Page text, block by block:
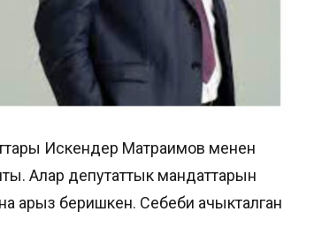
Искендер Матраимов менен
Алар депутаттык мандаттарын
арыз беришкен. Себеби ачыкталган